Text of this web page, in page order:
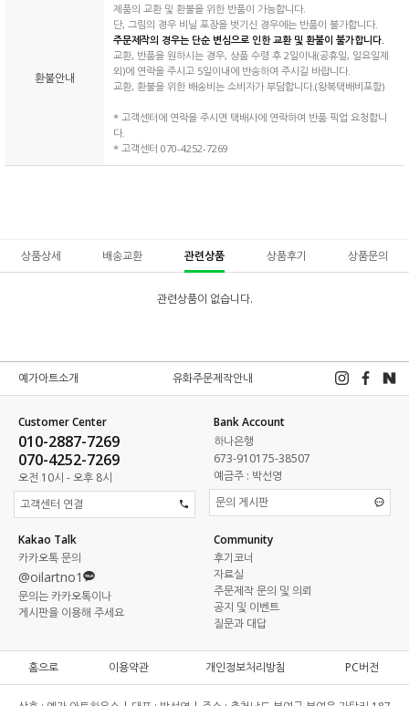
환불안내
제품의 교환 및 환불을 위한 반품이 가능합니다.
단, 그림의 경우 비닐 포장을 벗기신 경우에는 반품이 불가합니다.
주문제작의 경우는 단순 변심으로 인한 교환 및 환불이 불가합니다.
교환, 반품을 원하시는 경우, 상품 수령 후 2일이내(공휴일, 일요일제
외)에 연락을 주시고 5일이내에 반송하여 주시길 바랍니다.
교환, 환불을 위한 배송비는 소비자가 부담합니다.(왕복택배비포함)
* 고객센터에 연락을 주시면 택배사에 연락하여 반품 픽업 요청합니
다.
* 고객센터 070-4252-7269
상품상세 배송교환 관련상품 상품후기 상품문의
관련상품이 없습니다.
예가아트소개 유화주문제작안내
Customer Center
010-2887-7269
070-4252-7269
오전 10시 - 오후 8시
고객센터 연결
Bank Account
하나은행
673-910175-38507
예금주 : 박선영
문의 게시판
Kakao Talk
카카오톡 문의
@oilartno1
문의는 카카오톡이나
게시판을 이용해 주세요
Community
후기코너
자료실
주문제작 문의 및 의뢰
공지 및 이벤트
질문과 대답
홈으로 이용약관 개인정보처리방침 PC버전